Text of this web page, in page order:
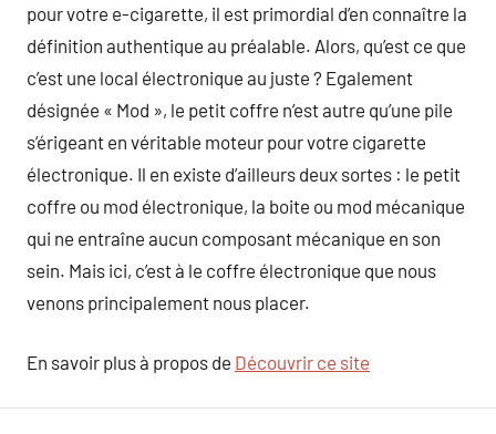
pour votre e-cigarette, il est primordial d’en connaître la
définition authentique au préalable. Alors, qu’est ce que
c’est une local électronique au juste ? Egalement
désignée « Mod », le petit coffre n’est autre qu’une pile
s’érigeant en véritable moteur pour votre cigarette
électronique. Il en existe d’ailleurs deux sortes : le petit
coffre ou mod électronique, la boite ou mod mécanique
qui ne entraîne aucun composant mécanique en son
sein. Mais ici, c’est à le coffre électronique que nous
venons principalement nous placer.
En savoir plus à propos de Découvrir ce site